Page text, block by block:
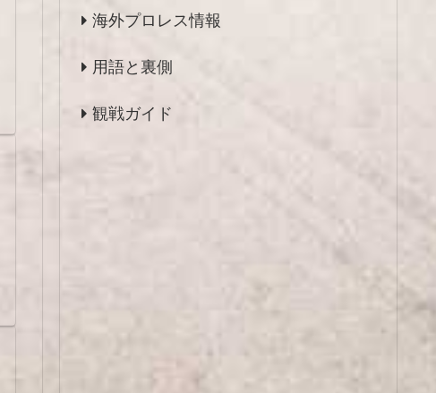
海外プロレス情報
用語と裏側
観戦ガイド